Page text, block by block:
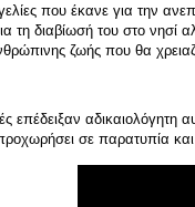
που έκανε για την
τη διαβίωσή του στο νησί
ζωής που θα
επέδειξαν αδικαιολόγητη
σε παρατυπία